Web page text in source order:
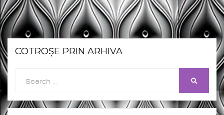
COTROȘE PRIN ARHIVA
SEARCH